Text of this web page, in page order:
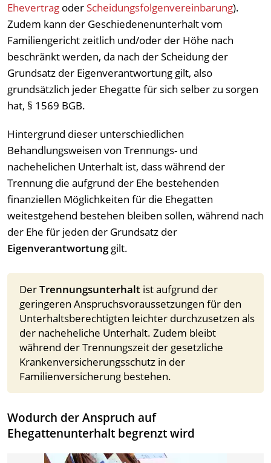
Ehevertrag oderScheidungsfolgenvereinbarung).
Zudem kann der Geschiedenenunterhalt vom
Familiengericht zeitlich und/oder der Höhe nach
beschränkt werden, da nach der Scheidung der
Grundsatz der Eigenverantwortung gilt, also
grundsätzlich jeder Ehegatte für sich selber zu sorgen
hat, § 1569 BGB.
Hintergrund dieser unterschiedlichen
Behandlungsweisen von Trennungs- und
nachehelichen Unterhalt ist, dass während der
Trennung die aufgrund der Ehe bestehenden
finanziellen Möglichkeiten für die Ehegatten
weitestgehend bestehen bleiben sollen, während nach
der Ehe für jeden der Grundsatz der
Eigenverantwortunggilt.
DerTrennungsunterhalt ist aufgrund der
geringeren Anspruchsvoraussetzungen für den
Unterhaltsberechtigten leichter durchzusetzen als
der nacheheliche Unterhalt. Zudem bleibt
während der Trennungszeit der gesetzliche
Krankenversicherungsschutz in der
Familienversicherung bestehen.
Wodurch der Anspruch auf
Ehegattenunterhalt begrenzt wird